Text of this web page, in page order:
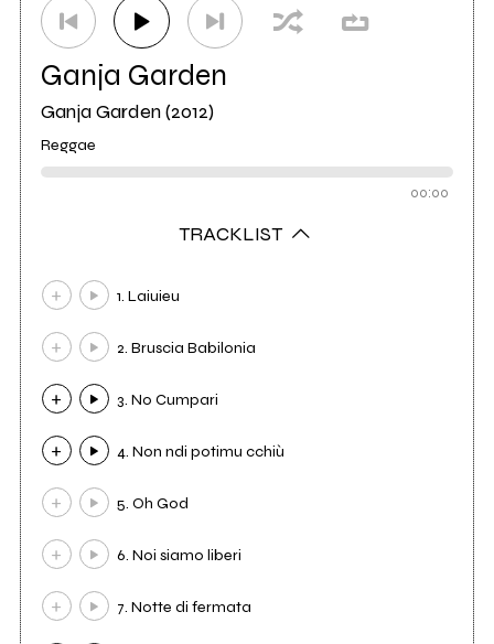
Ganja Garden
Ganja Garden (2012)
Reggae
00:00
TRACKLIST
1. Laiuieu
2. Bruscia Babilonia
3. No Cumpari
4. Non ndi potimu cchiù
5. Oh God
6. Noi siamo liberi
7. Notte di fermata